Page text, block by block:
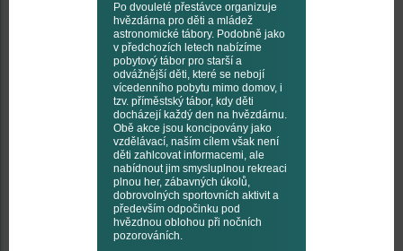
Po dvouleté přestávce organizuje
hvězdárna pro děti a mládež
astronomické tábory. Podobně jako
v předchozích letech nabízíme
pobytový tábor pro starší a
odvážnější děti, které se nebojí
vícedenního pobytu mimo domov, i
tzv. příměstský tábor, kdy děti
docházejí každý den na hvězdárnu.
Obě akce jsou koncipovány jako
vzdělávací, naším cílem však není
děti zahlcovat informacemi, ale
nabídnout jim smysluplnou rekreaci
plnou her, zábavných úkolů,
dobrovolných sportovních aktivit a
především odpočinku pod
hvězdnou oblohou při nočních
pozorováních.